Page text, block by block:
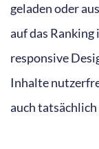
geladen oder
auf das
responsive
Inhalte
auch